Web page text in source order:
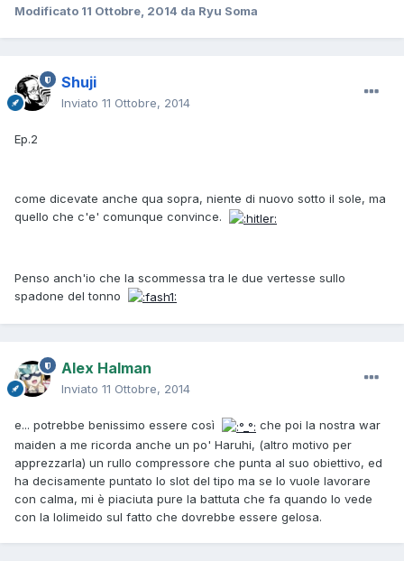
Modificato 11 Ottobre, 2014 da Ryu Soma
Shuji
Inviato 11 Ottobre, 2014
Ep.2
come dicevate anche qua sopra, niente di nuovo sotto il sole, ma
quello che c'e' comunque convince.
Penso anch'io che la scommessa tra le due vertesse sullo
spadone del tonno
Alex Halman
Inviato 11 Ottobre, 2014
e... potrebbe benissimo essere così
che poi la nostra war
maiden a me ricorda anche un po' Haruhi, (altro motivo per
apprezzarla) un rullo compressore che punta al suo obiettivo, ed
ha decisamente puntato lo slot del tipo ma se lo vuole lavorare
con calma, mi è piaciuta pure la battuta che fa quando lo vede
con la lolimeido sul fatto che dovrebbe essere gelosa.